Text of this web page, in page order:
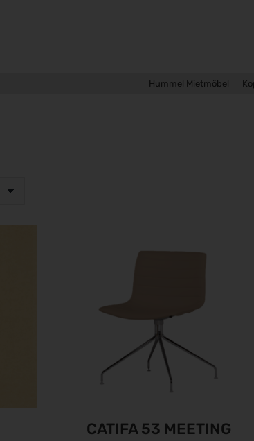
Hummel Mietmöbel
CATIFA 53 MEETING